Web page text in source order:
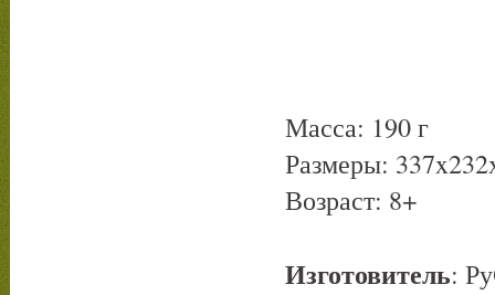
Масса: 190 г
Размеры:
Возраст: 8+
Изготовитель: